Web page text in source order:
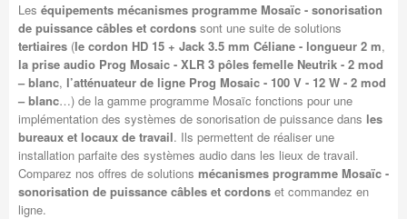
Les équipements mécanismes programme Mosaïc - sonorisation
de puissance câbles et cordonssont une suite de solutions
tertiaires(le cordon HD 15 + Jack 3.5 mm Céliane - longueur 2 m,
la prise audio Prog Mosaic - XLR 3 pôles femelle Neutrik - 2 mod
– blanc, l’atténuateur de ligne Prog Mosaic - 100 V - 12 W - 2 mod
– blanc…) de la gamme programme Mosaïc fonctions pour une
implémentation des systèmes de sonorisation de puissance dans les
bureaux et locaux de travail. Ils permettent de réaliser une
installation parfaite des systèmes audio dans les lieux de travail.
Comparez nos offres de solutions mécanismes programme Mosaïc -
sonorisation de puissance câbles et cordons et commandez en
ligne.